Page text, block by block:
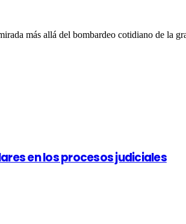
más allá del bombardeo cotidiano de la
en los procesos judiciales